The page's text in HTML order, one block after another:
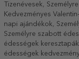
Tizenévesek,
Kedvezményes
napi ajándékok,
Személyre szabott
édességek
édességek